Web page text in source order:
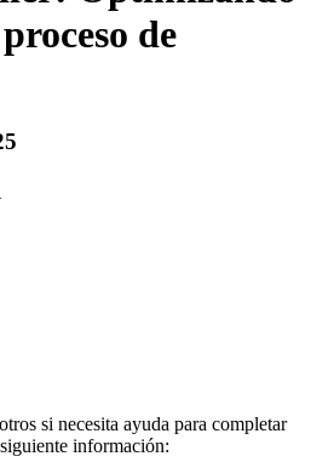
de
si necesita ayuda para completar
información: